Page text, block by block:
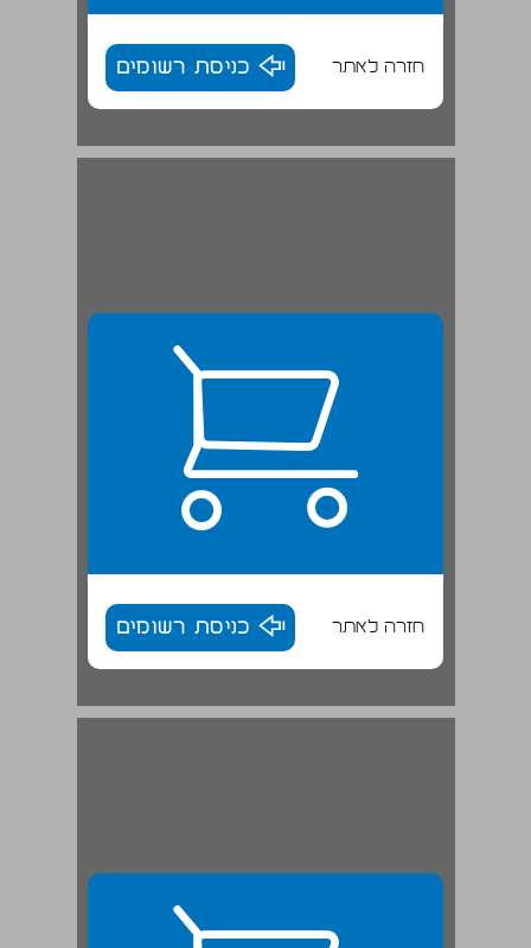
חזרה לאתר כניסת רשומים
חזרה לאתר כניסת רשומים